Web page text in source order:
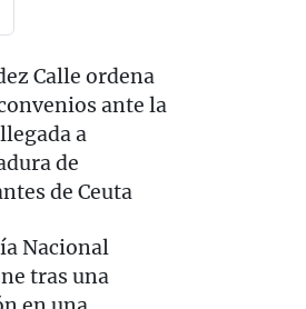
Calle ordena
ante la
a
de
de Ceuta
Nacional
tras una